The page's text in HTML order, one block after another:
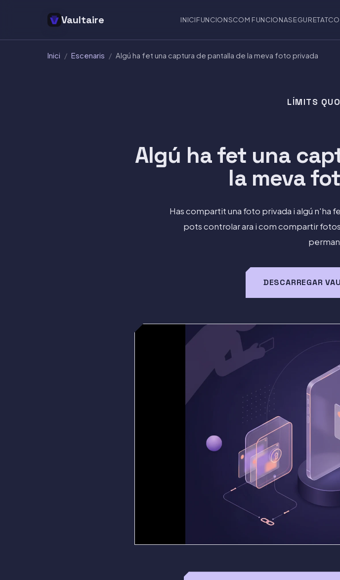
Vaultaire INICIFUNCIONSCOM FUNCIONASEGURETAT
Inici / Escenaris / Algú ha fet una captura de pantalla de la meva foto privada
LÍMITS
Algú ha fet una
la meva
Has compartit una foto privada i algú n'ha
pots controlar ara i com compartir
DESCARREGAR